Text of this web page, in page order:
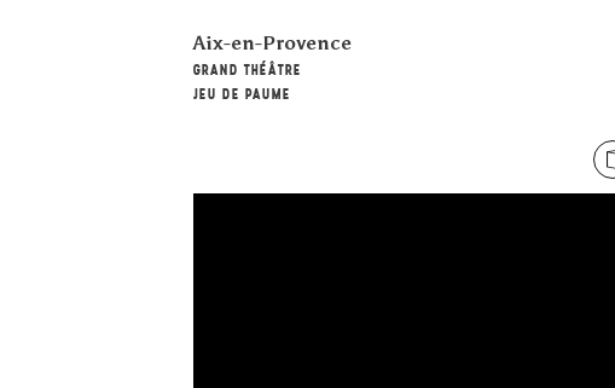
Aix-en-Provence
GRAND THÉÂTRE
JEU DE PAUME